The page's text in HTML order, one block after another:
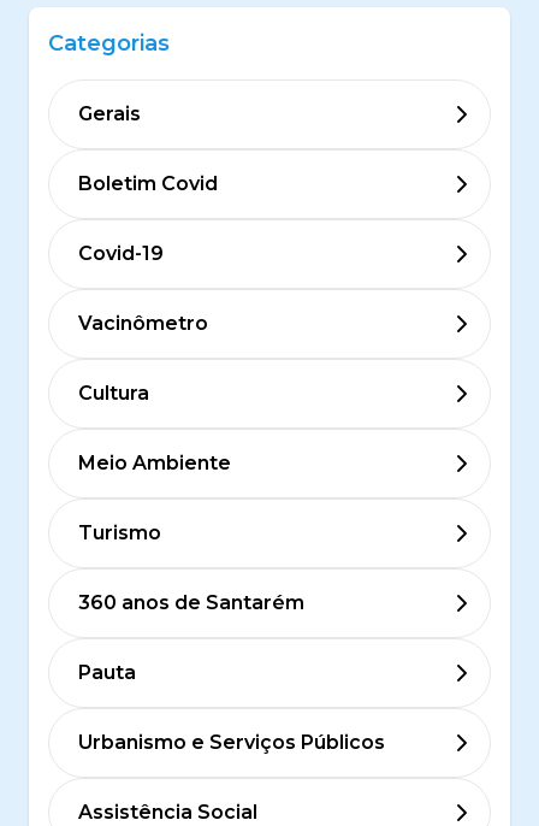
Categorias
Gerais
Boletim Covid
Covid-19
Vacinômetro
Cultura
Meio Ambiente
Turismo
360 anos de Santarém
Pauta
Urbanismo e Serviços Públicos
Assistência Social